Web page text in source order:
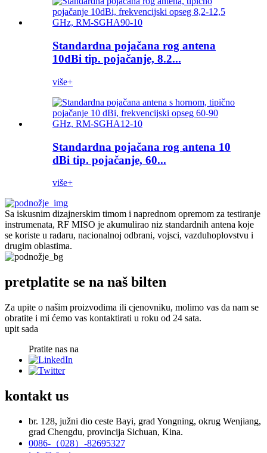
Standardna pojačana rog antena
10dBi tip. pojačanje, 8.2...
više+
Standardna pojačana rog antena 10
dBi tip. pojačanje, 60...
više+
Sa iskusnim dizajnerskim timom i naprednom opremom za testiranje
instrumenata, RF MISO je akumulirao niz standardnih antena koje
se koriste u radaru, nacionalnoj odbrani, vojsci, vazduhoplovstvu i
drugim oblastima.
pretplatite se na naš bilten
Za upite o našim proizvodima ili cjenovniku, molimo vas da nam se
obratite i mi ćemo vas kontaktirati u roku od 24 sata.
upit sada
Pratite nas na
kontakt us
br. 128, južni dio ceste Bayi, grad Yongning, okrug Wenjiang,
grad Chengdu, provincija Sichuan, Kina.
0086-（028）-82695327